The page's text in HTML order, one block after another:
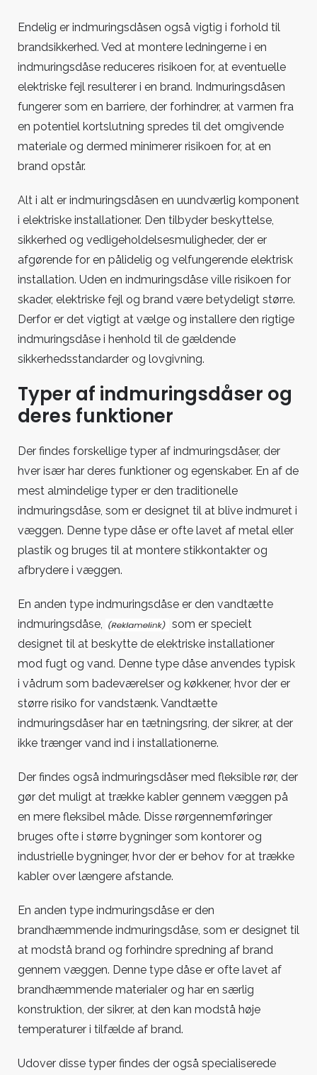
Endelig er indmuringsdåsen også vigtig i forhold til
brandsikkerhed. Ved at montere ledningerne i en
indmuringsdåse reduceres risikoen for, at eventuelle
elektriske fejl resulterer i en brand. Indmuringsdåsen
fungerer som en barriere, der forhindrer, at varmen fra
en potentiel kortslutning spredes til det omgivende
materiale og dermed minimerer risikoen for, at en
brand opstår.
Alt i alt er indmuringsdåsen en uundværlig komponent
i elektriske installationer. Den tilbyder beskyttelse,
sikkerhed og vedligeholdelsesmuligheder, der er
afgørende for en pålidelig og velfungerende elektrisk
installation. Uden en indmuringsdåse ville risikoen for
skader, elektriske fejl og brand være betydeligt større.
Derfor er det vigtigt at vælge og installere den rigtige
indmuringsdåse i henhold til de gældende
sikkerhedsstandarder og lovgivning.
Typer af indmuringsdåser og
deres funktioner
Der findes forskellige typer af indmuringsdåser, der
hver især har deres funktioner og egenskaber. En af de
mest almindelige typer er den traditionelle
indmuringsdåse, som er designet til at blive indmuret i
væggen. Denne type dåse er ofte lavet af metal eller
plastik og bruges til at montere stikkontakter og
afbrydere i væggen.
En anden type indmuringsdåse er den vandtætte
indmuringsdåse,
som er specielt
designet til at beskytte de elektriske installationer
mod fugt og vand. Denne type dåse anvendes typisk
i vådrum som badeværelser og køkkener, hvor der er
større risiko for vandstænk. Vandtætte
indmuringsdåser har en tætningsring, der sikrer, at der
ikke trænger vand ind i installationerne.
Der findes også indmuringsdåser med fleksible rør, der
gør det muligt at trække kabler gennem væggen på
en mere fleksibel måde. Disse rørgennemføringer
bruges ofte i større bygninger som kontorer og
industrielle bygninger, hvor der er behov for at trække
kabler over længere afstande.
En anden type indmuringsdåse er den
brandhæmmende indmuringsdåse, som er designet til
at modstå brand og forhindre spredning af brand
gennem væggen. Denne type dåse er ofte lavet af
brandhæmmende materialer og har en særlig
konstruktion, der sikrer, at den kan modstå høje
temperaturer i tilfælde af brand.
Udover disse typer findes der også specialiserede